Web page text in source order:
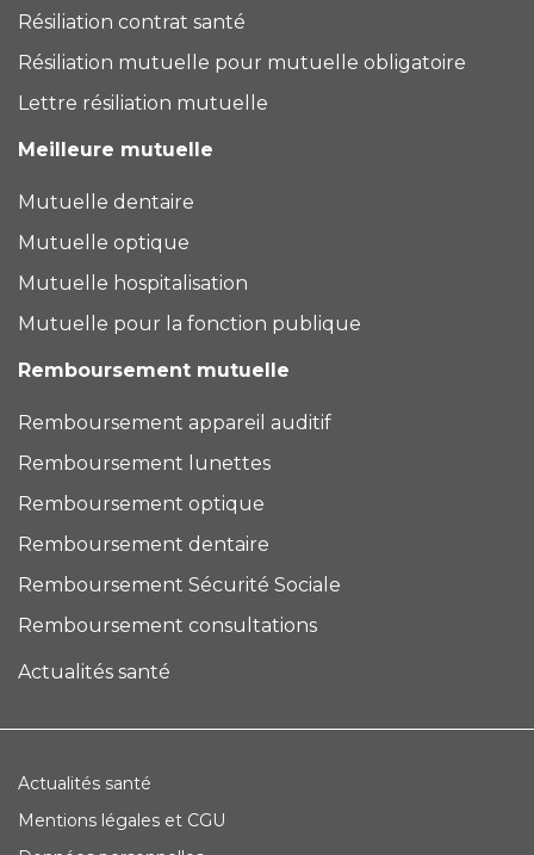
Résiliation contrat santé
Résiliation mutuelle pour mutuelle obligatoire
Lettre résiliation mutuelle
Meilleure mutuelle
Mutuelle dentaire
Mutuelle optique
Mutuelle hospitalisation
Mutuelle pour la fonction publique
Remboursement mutuelle
Remboursement appareil auditif
Remboursement lunettes
Remboursement optique
Remboursement dentaire
Remboursement Sécurité Sociale
Remboursement consultations
Actualités santé
Actualités santé
Mentions légales et CGU